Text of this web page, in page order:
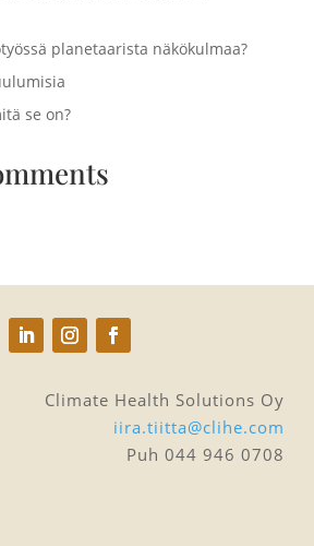
planetaarista näkökulmaa?
se on?
Climate Health Solutions Oy
iira.tiitta@clihe.com
Puh 044 946 0708